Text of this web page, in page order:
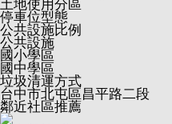
土地使用分區
停車位型態
公共設施比例
公共設施
國小學區
國中學區
垃圾清運方式
台中市北屯區昌平路二段
鄰近社區推薦